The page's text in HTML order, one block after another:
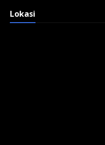
Lokasi